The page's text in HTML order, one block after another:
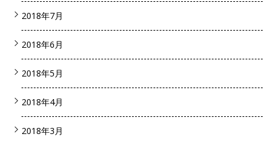
2018年7月
2018年6月
2018年5月
2018年4月
2018年3月